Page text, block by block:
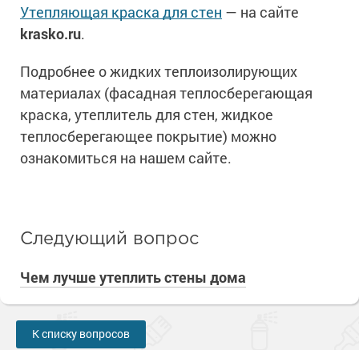
Утепляющая краска для стен — на сайте
krasko.ru.
Подробнее о жидких теплоизолирующих
материалах (фасадная теплосберегающая
краска, утеплитель для стен, жидкое
теплосберегающее покрытие) можно
ознакомиться на нашем сайте.
Следующий вопрос
Чем лучше утеплить стены дома
К списку вопросов